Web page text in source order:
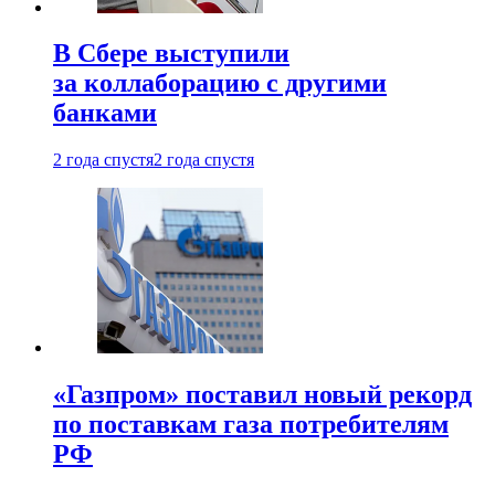
В Сбере выступили
за коллаборацию с другими
банками
2 года спустя2 года спустя
«Газпром» поставил новый рекорд
по поставкам газа потребителям
РФ